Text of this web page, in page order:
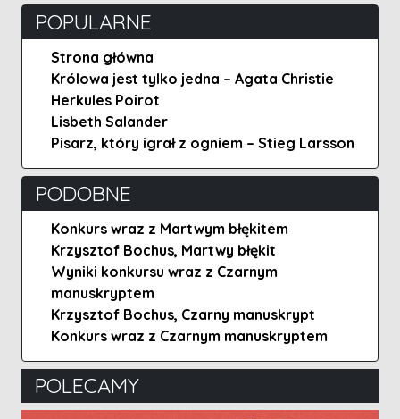
POPULARNE
Strona główna
Królowa jest tylko jedna – Agata Christie
Herkules Poirot
Lisbeth Salander
Pisarz, który igrał z ogniem – Stieg Larsson
PODOBNE
Konkurs wraz z Martwym błękitem
Krzysztof Bochus, Martwy błękit
Wyniki konkursu wraz z Czarnym
manuskryptem
Krzysztof Bochus, Czarny manuskrypt
Konkurs wraz z Czarnym manuskryptem
POLECAMY